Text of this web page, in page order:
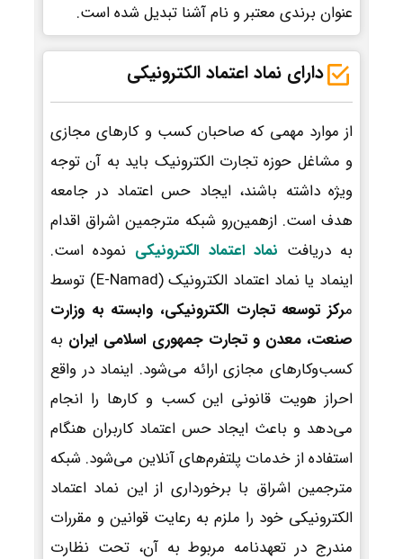
عنوان برندی معتبر و نام آشنا تبدیل شده است.
دارای نماد اعتماد الکترونیکی
از موارد مهمی که صاحبان کسب و کارهای مجازی
و مشاغل حوزه تجارت الکترونیک باید به آن توجه
ویژه داشته باشند، ایجاد حس اعتماد در جامعه
هدف است. ازهمین‌رو شبکه مترجمین اشراق اقدام
به دریافت نماد اعتماد الکترونیکی نموده است.
اینماد یا نماد اعتماد الکترونیک (E-Namad) توسط
مرکز توسعه تجارت الکترونیکی، وابسته به وزارت
صنعت، معدن و تجارت جمهوری اسلامی ایران به
کسب‌وکارهای مجازی ارائه می‌شود. اینماد در واقع
احراز هویت قانونی این کسب و کارها را انجام
می‌دهد و باعث ایجاد حس اعتماد کاربران هنگام
استفاده از خدمات پلتفرم‌های آنلاین می‌شود. شبکه
مترجمین اشراق با برخورداری از این نماد اعتماد
الکترونیکی خود را ملزم به رعایت قوانین و مقررات
مندرج در تعهدنامه مربوط به آن، تحت نظارت